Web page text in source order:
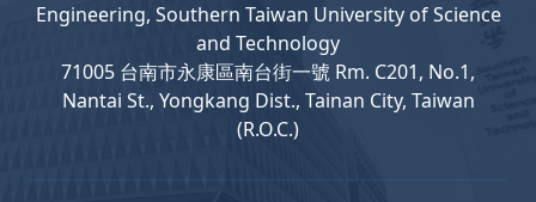
Engineering, Southern Taiwan University of Science
and Technology
71005 台南市永康區南台街一號 Rm. C201, No.1,
Nantai St., Yongkang Dist., Tainan City, Taiwan
(R.O.C.)